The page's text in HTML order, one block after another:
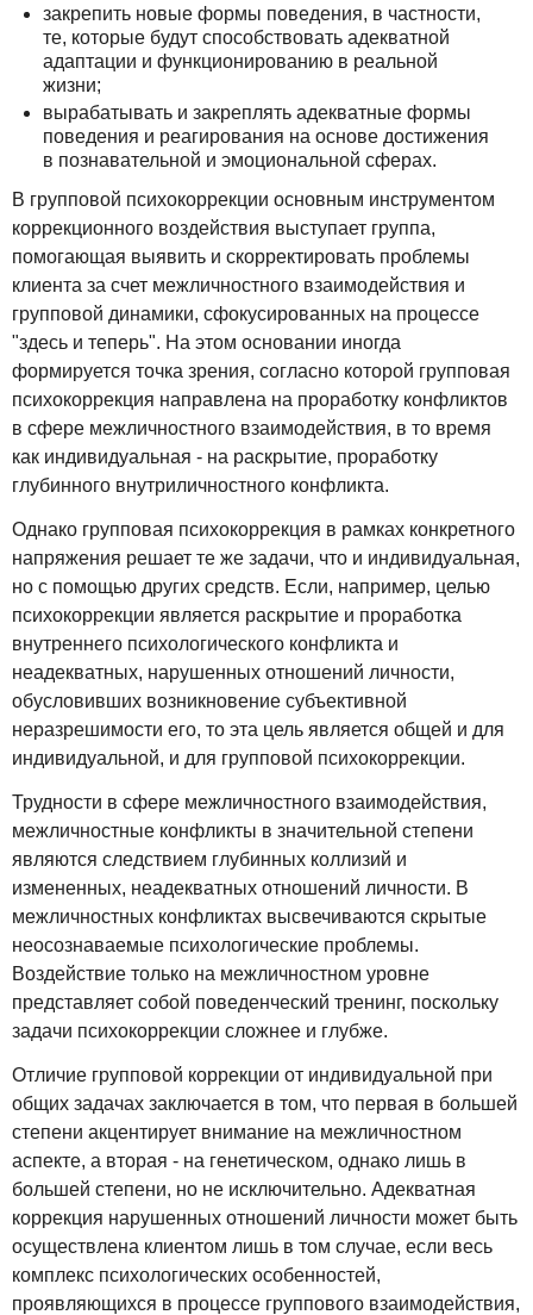
закрепить новые формы поведения, в частности,
те, которые будут способствовать адекватной
адаптации и функционированию в реальной
жизни;
вырабатывать и закреплять адекватные формы
поведения и реагирования на основе достижения
в познавательной и эмоциональной сферах.
В групповой психокоррекции основным инструментом
коррекционного воздействия выступает группа,
помогающая выявить и скорректировать проблемы
клиента за счет межличностного взаимодействия и
групповой динамики, сфокусированных на процессе
"здесь и теперь". На этом основании иногда
формируется точка зрения, согласно которой групповая
психокоррекция направлена на проработку конфликтов
в сфере межличностного взаимодействия, в то время
как индивидуальная - на раскрытие, проработку
глубинного внутриличностного конфликта.
Однако групповая психокоррекция в рамках конкретного
напряжения решает те же задачи, что и индивидуальная,
но с помощью других средств. Если, например, целью
психокоррекции является раскрытие и проработка
внутреннего психологического конфликта и
неадекватных, нарушенных отношений личности,
обусловивших возникновение субъективной
неразрешимости его, то эта цель является общей и для
индивидуальной, и для групповой психокоррекции.
Трудности в сфере межличностного взаимодействия,
межличностные конфликты в значительной степени
являются следствием глубинных коллизий и
измененных, неадекватных отношений личности. В
межличностных конфликтах высвечиваются скрытые
неосознаваемые психологические проблемы.
Воздействие только на межличностном уровне
представляет собой поведенческий тренинг, поскольку
задачи психокоррекции сложнее и глубже.
Отличие групповой коррекции от индивидуальной при
общих задачах заключается в том, что первая в большей
степени акцентирует внимание на межличностном
аспекте, а вторая - на генетическом, однако лишь в
большей степени, но не исключительно. Адекватная
коррекция нарушенных отношений личности может быть
осуществлена клиентом лишь в том случае, если весь
комплекс психологических особенностей,
проявляющихся в процессе группового взаимодействия,